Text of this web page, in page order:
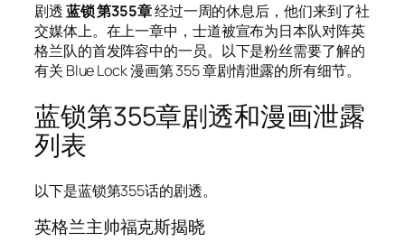
剧透蓝锁 第355章经过一周的休息后，他们来到了社
交媒体上。在上一章中，士道被宣布为日本队对阵英
格兰队的首发阵容中的一员。以下是粉丝需要了解的
有关 Blue Lock 漫画第 355 章剧情泄露的所有细节。
蓝锁第355章剧透和漫画泄露
列表
以下是蓝锁第355话的剧透。
英格兰主帅福克斯揭晓